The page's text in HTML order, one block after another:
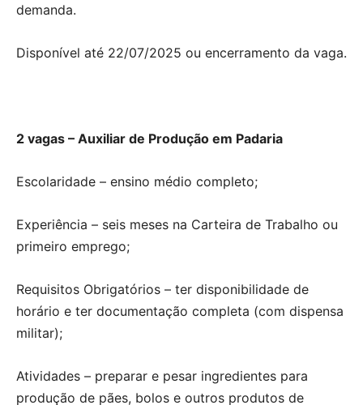
demanda.
Disponível até 22/07/2025 ou encerramento da vaga.
2 vagas – Auxiliar de Produção em Padaria
Escolaridade – ensino médio completo;
Experiência – seis meses na Carteira de Trabalho ou
primeiro emprego;
Requisitos Obrigatórios – ter disponibilidade de
horário e ter documentação completa (com dispensa
militar);
Atividades – preparar e pesar ingredientes para
produção de pães, bolos e outros produtos de